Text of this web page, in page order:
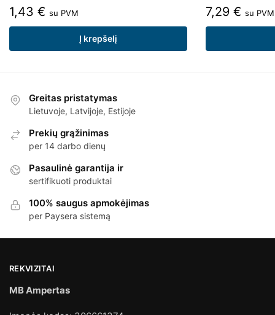
1,43 € su PVM
Į krepšelį
7,29 € su PVM
Greitas pristatymas
Lietuvoje, Latvijoje, Estijoje
Prekių grąžinimas
per 14 darbo dienų
Pasaulinė garantija ir
sertifikuoti produktai
100% saugus apmokėjimas
per Paysera sistemą
REKVIZITAI
MB Ampertas